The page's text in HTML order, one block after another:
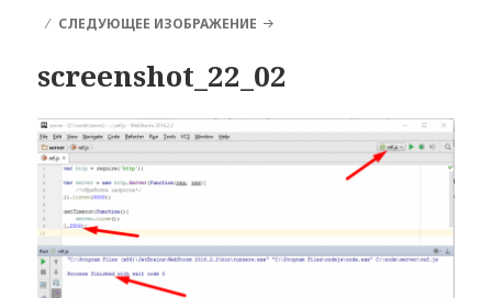
СЛЕДУЮЩЕЕ ИЗОБРАЖЕНИЕ
screenshot_22_02